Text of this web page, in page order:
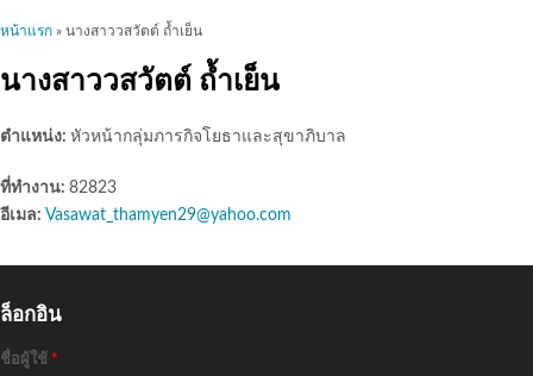
คุณอยู่ที่นี่
หน้าแรก » นางสาววสวัตต์ ถ้ำเย็น
นางสาววสวัตต์ ถ้ำเย็น
ตำแหน่ง: หัวหน้ากลุ่มภารกิจโยธาและสุขาภิบาล
ที่ทำงาน: 82823
อีเมล: Vasawat_thamyen29@yahoo.com
ล็อกอิน
ชื่อผู้ใช้ *